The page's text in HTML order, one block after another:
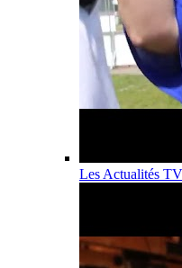
Les Actualités